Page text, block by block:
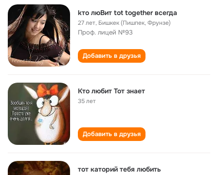
kто люBит tot together всегда
27 лет, Бишкек (Пишпек, Фрунзе)
Проф. лицей №93
Добавить в друзья
Кто любит Тот знает
35 лет
Добавить в друзья
тот каторий тебя любить